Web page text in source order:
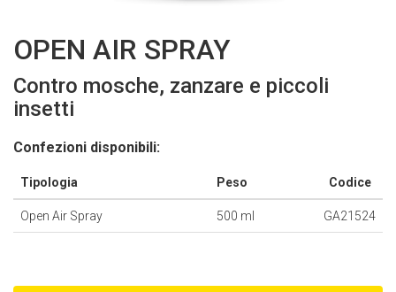
OPEN AIR SPRAY
Contro mosche, zanzare e piccoli
insetti
Confezioni disponibili:
Tipologia Peso Codice
Open Air Spray 500 ml GA21524